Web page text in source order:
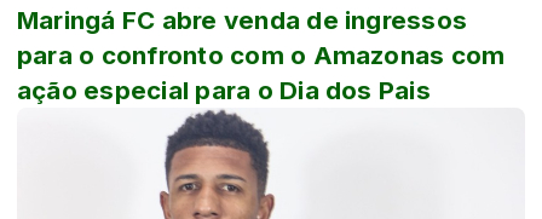
Maringá FC abre venda de ingressos
para o confronto com o Amazonas com
ação especial para o Dia dos Pais